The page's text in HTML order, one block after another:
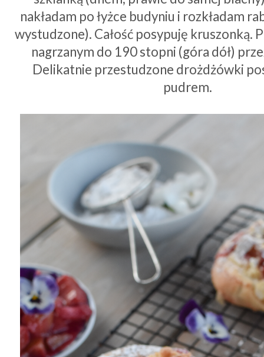
nakładam po łyżce budyniu i rozkładam
wystudzone). Całość posypuję kruszonką.
nagrzanym do 190 stopni (góra dół)
Delikatnie przestudzone drożdżówki
pudrem.